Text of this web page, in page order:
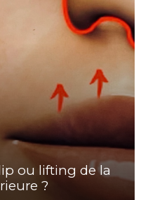
ou lifting de la
?